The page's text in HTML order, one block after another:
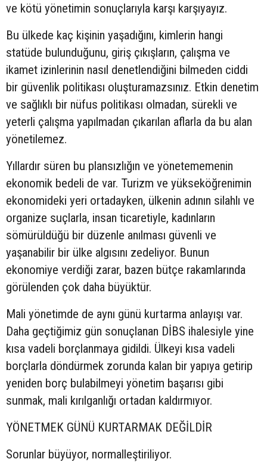
ve kötü yönetimin sonuçlarıyla karşı karşıyayız.
Bu ülkede kaç kişinin yaşadığını, kimlerin hangi
statüde bulunduğunu, giriş çıkışların, çalışma ve
ikamet izinlerinin nasıl denetlendiğini bilmeden ciddi
bir güvenlik politikası oluşturamazsınız. Etkin denetim
ve sağlıklı bir nüfus politikası olmadan, sürekli ve
yeterli çalışma yapılmadan çıkarılan aflarla da bu alan
yönetilemez.
Yıllardır süren bu plansızlığın ve yönetememenin
ekonomik bedeli de var. Turizm ve yükseköğrenimin
ekonomideki yeri ortadayken, ülkenin adının silahlı ve
organize suçlarla, insan ticaretiyle, kadınların
sömürüldüğü bir düzenle anılması güvenli ve
yaşanabilir bir ülke algısını zedeliyor. Bunun
ekonomiye verdiği zarar, bazen bütçe rakamlarında
görülenden çok daha büyüktür.
Mali yönetimde de aynı günü kurtarma anlayışı var.
Daha geçtiğimiz gün sonuçlanan DİBS ihalesiyle yine
kısa vadeli borçlanmaya gidildi. Ülkeyi kısa vadeli
borçlarla döndürmek zorunda kalan bir yapıya getirip
yeniden borç bulabilmeyi yönetim başarısı gibi
sunmak, mali kırılganlığı ortadan kaldırmıyor.
YÖNETMEK GÜNÜ KURTARMAK DEĞİLDİR
Sorunlar büyüyor, normalleştiriliyor.